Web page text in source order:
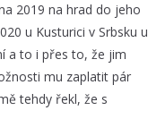
2019 na hrad do jeho
u Kusturici v Srbsku u
a to i přes to, že jim
mu zaplatit pár
tehdy řekl, že s